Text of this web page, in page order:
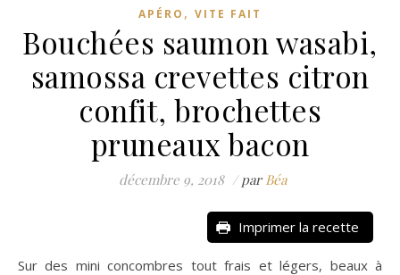
APÉRO , VITE FAIT
Bouchées saumon wasabi,
samossa crevettes citron
confit, brochettes
pruneaux bacon
décembre 9, 2018 /par Béa
Imprimer la recette
Sur des mini concombres tout frais et légers, beaux à